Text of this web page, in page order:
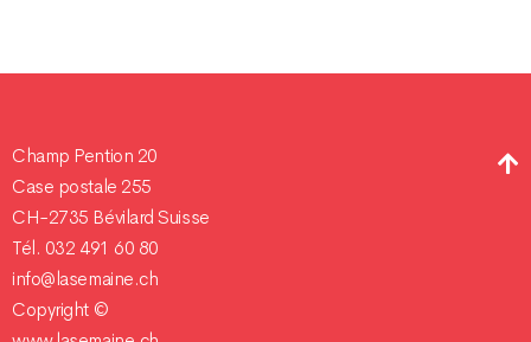
Champ Pention 20
Case postale 255
CH-2735 Bévilard Suisse
Tél. 032 491 60 80
info@lasemaine.ch
Copyright ©